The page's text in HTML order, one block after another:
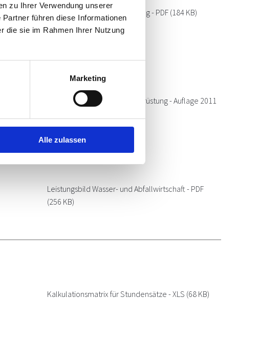
zu Ihrer Verwendung unserer
führen diese Informationen
die sie im Rahmen Ihrer Nutzung
Marketing
Alle zulassen
Leistungsbild Projektsteuerung - PDF (184 KB)
Leistungsbild Technische Ausrüstung - Auflage 2011
Leistungsbild Wasser- und Abfallwirtschaft - PDF
(256 KB)
Kalkulationsmatrix für Stundensätze - XLS (68 KB)